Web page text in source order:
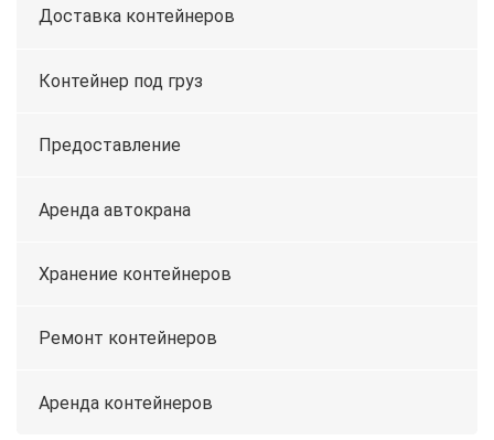
Доставка контейнеров
Контейнер под груз
Предоставление
Аренда автокрана
Хранение контейнеров
Ремонт контейнеров
Аренда контейнеров